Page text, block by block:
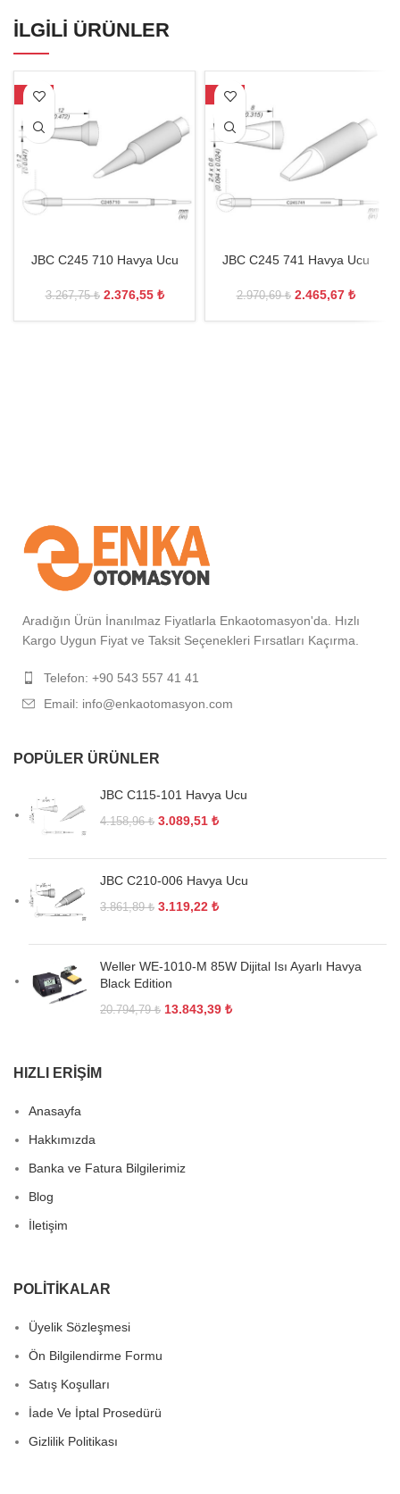
İLGILI ÜRÜNLER
-27%
JBC C245 710 Havya Ucu
3.267,75₺ 2.376,55 ₺
-17%
JBC C245 741 Havya Ucu
2.970,69₺ 2.465,67 ₺
Aradığın Ürün İnanılmaz Fiyatlarla Enkaotomasyon'da. Hızlı
Kargo Uygun Fiyat ve Taksit Seçenekleri Fırsatları Kaçırma.
Telefon: +90 543 557 41 41
Email: info@enkaotomasyon.com
POPÜLER ÜRÜNLER
JBC C115-101 Havya Ucu
4.158,96₺ 3.089,51 ₺
JBC C210-006 Havya Ucu
3.861,89₺ 3.119,22 ₺
Weller WE-1010-M 85W Dijital Isı Ayarlı Havya
Black Edition
20.794,79₺ 13.843,39 ₺
HIZLI ERIŞIM
Anasayfa
Hakkımızda
Banka ve Fatura Bilgilerimiz
Blog
İletişim
POLITIKALAR
Üyelik Sözleşmesi
Ön Bilgilendirme Formu
Satış Koşulları
İade Ve İptal Prosedürü
Gizlilik Politikası